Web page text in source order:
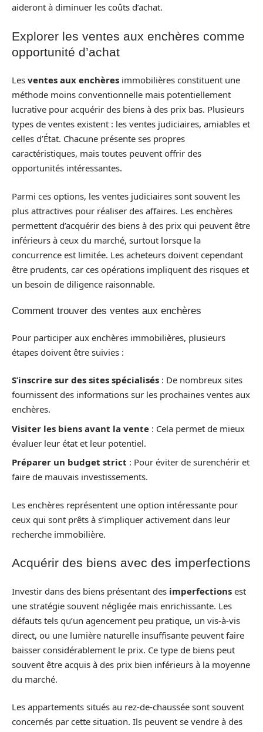
aideront à diminuer les coûts d’achat.
Explorer les ventes aux enchères comme
opportunité d’achat
Les ventes aux enchères immobilières constituent une
méthode moins conventionnelle mais potentiellement
lucrative pour acquérir des biens à des prix bas. Plusieurs
types de ventes existent : les ventes judiciaires, amiables et
celles d’État. Chacune présente ses propres
caractéristiques, mais toutes peuvent offrir des
opportunités intéressantes.
Parmi ces options, les ventes judiciaires sont souvent les
plus attractives pour réaliser des affaires. Les enchères
permettent d’acquérir des biens à des prix qui peuvent être
inférieurs à ceux du marché, surtout lorsque la
concurrence est limitée. Les acheteurs doivent cependant
être prudents, car ces opérations impliquent des risques et
un besoin de diligence raisonnable.
Comment trouver des ventes aux enchères
Pour participer aux enchères immobilières, plusieurs
étapes doivent être suivies :
S’inscrire sur des sites spécialisés : De nombreux sites
fournissent des informations sur les prochaines ventes aux
enchères.
Visiter les biens avant la vente : Cela permet de mieux
évaluer leur état et leur potentiel.
Préparer un budget strict : Pour éviter de surenchérir et
faire de mauvais investissements.
Les enchères représentent une option intéressante pour
ceux qui sont prêts à s’impliquer activement dans leur
recherche immobilière.
Acquérir des biens avec des imperfections
Investir dans des biens présentant des imperfections est
une stratégie souvent négligée mais enrichissante. Les
défauts tels qu’un agencement peu pratique, un vis-à-vis
direct, ou une lumière naturelle insuffisante peuvent faire
baisser considérablement le prix. Ce type de biens peut
souvent être acquis à des prix bien inférieurs à la moyenne
du marché.
Les appartements situés au rez-de-chaussée sont souvent
concernés par cette situation. Ils peuvent se vendre à des